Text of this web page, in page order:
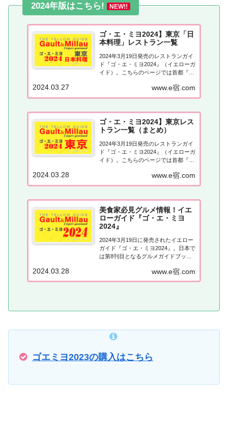
2024年版はこちら! NEW!!
ゴ・エ・ミヨ2024】東京「日
本料理」レストラン一覧
2024年3月19日発売のレストランガイ
ド『ゴ・エ・ミヨ2024』（イエローガ
イド）。こちらのページでは首都『東
ンのうち日本料理（和食）のお店を一
覧にまとめました。ゴエミヨ2024『東
「ゴ・エ・ミヨ2024」に掲載...
www.e宿.com
2024.03.27
ゴ・エ・ミヨ2024】東京レス
トラン一覧（まとめ）
2024年3月19日発売のレストランガイ
ド『ゴ・エ・ミヨ2024』（イエローガ
イド）。こちらのページでは首都『東
ンの情報を一覧にまとめました。ゴエ
ミヨ2024『東京』関東「東京エリア」
お店は129軒。東京23...
www.e宿.com
2024.03.28
美食家必見グルメ情報！イエ
ローガイド『ゴ・エ・ミヨ
2024』
2024年3月19日に発売されたイエロー
ガイド『ゴ・エ・ミヨ2024』。日本で
は第8刊目となるグルメガイドブック
必見のレストラン情報。こちらではゴ
エミヨ2024の詳しい情報についてご紹
www.e宿.com
2024.03.28
ゴエミヨ2023の購入はこちら